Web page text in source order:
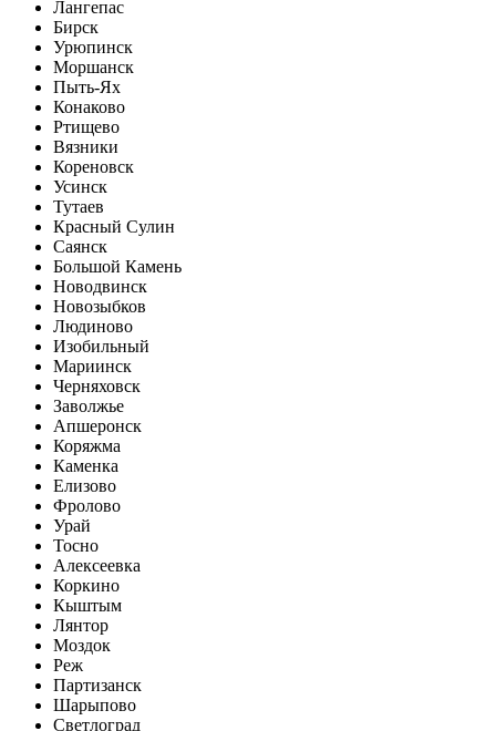
Лангепас
Бирск
Урюпинск
Моршанск
Пыть-Ях
Конаково
Ртищево
Вязники
Кореновск
Усинск
Тутаев
Красный Сулин
Саянск
Большой Камень
Новодвинск
Новозыбков
Людиново
Изобильный
Мариинск
Черняховск
Заволжье
Апшеронск
Коряжма
Каменка
Елизово
Фролово
Урай
Тосно
Алексеевка
Коркино
Кыштым
Лянтор
Моздок
Реж
Партизанск
Шарыпово
Светлоград